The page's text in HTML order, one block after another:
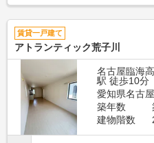
賃貸一戸建て
アトランティック荒子川
名古屋臨海
駅 徒歩10分
愛知県名古
築年数
建物階数